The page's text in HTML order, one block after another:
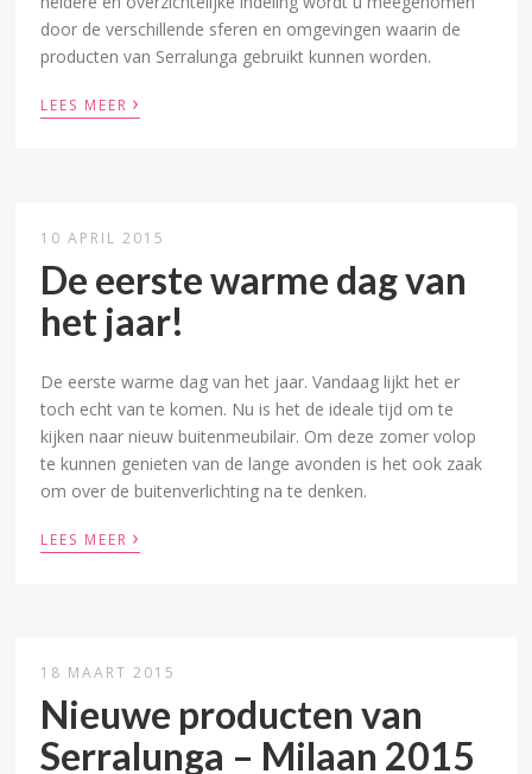
door de verschillende sferen en omgevingen waarin de
producten van Serralunga gebruikt kunnen worden.
LEES MEER ›
10 APRIL 2015
De eerste warme dag van
het jaar!
De eerste warme dag van het jaar. Vandaag lijkt het er
toch echt van te komen. Nu is het de ideale tijd om te
kijken naar nieuw buitenmeubilair. Om deze zomer volop
te kunnen genieten van de lange avonden is het ook zaak
om over de buitenverlichting na te denken.
LEES MEER ›
18 MAART 2015
Nieuwe producten van
Serralunga – Milaan 2015